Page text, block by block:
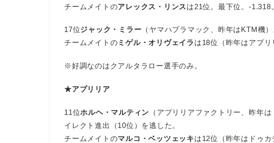
チームメイトのアレックス・リンスは21位。最下位。-1.318。
17位ジャック・ミラー （ヤマハプラマック、昨年はKTM機）
チームメイトのミゲル・オリヴェイラは18位（昨年はアプリ
※好調なのはクアルタラロー選手のみ。
★アプリリア
11位ホルヘ・マルティン （アプリリアファクトリー、昨年
イレクト進出（10位）を逃した。
チームメイトのマルコ・ベッツェッキは12位（昨年はドゥ